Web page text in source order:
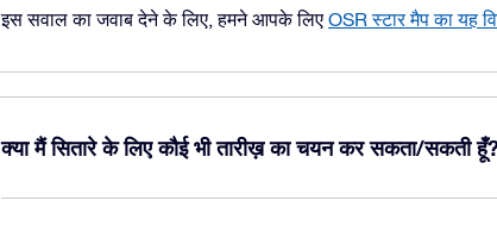
इस सवाल का जवाब देने के लिए, हमने आपके लिए OSR स्टार मैप का यह
क्या मैं सितारे के लिए कौई भी तारीख़ का चयन कर सकता/सकती